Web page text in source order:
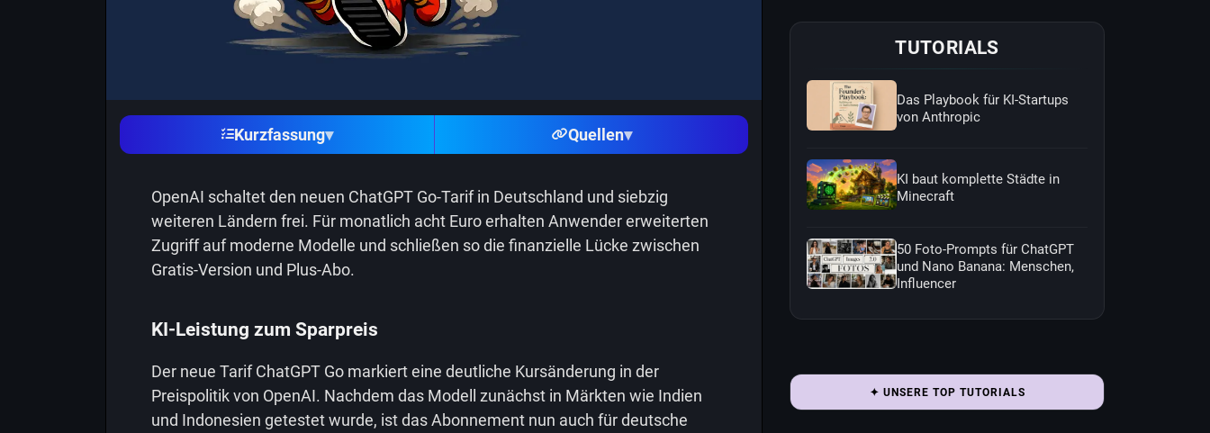
Kurzfassung▾ Quellen▾
OpenAI schaltet den neuen ChatGPT Go-Tarif in Deutschland und siebzig
weiteren Ländern frei. Für monatlich acht Euro erhalten Anwender erweiterten
Zugriff auf moderne Modelle und schließen so die finanzielle Lücke zwischen
Gratis-Version und Plus-Abo.
KI-Leistung zum Sparpreis
Der neue Tarif ChatGPT Go markiert eine deutliche Kursänderung in der
Preispolitik von OpenAI. Nachdem das Modell zunächst in Märkten wie Indien
und Indonesien getestet wurde, ist das Abonnement nun auch für deutsche
TUTORIALS
Das Playbook für KI-Startups
von Anthropic
KI baut komplette Städte in
Minecraft
50 Foto-Prompts für ChatGPT
und Nano Banana: Menschen,
Influencer
✦ UNSERE TOP TUTORIALS